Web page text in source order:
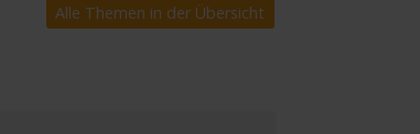
Alle Themen in der Übersicht